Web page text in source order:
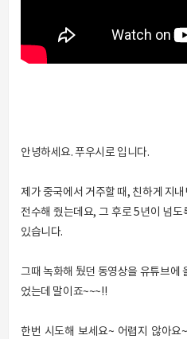
안녕하세요. 푸우시로 입니다.
제가 중국에서 거주할 때, 친하게 지
전수해 줬는데요, 그 후로 5년이 넘
있습니다.
그때 녹화해 뒀던 동영상을 유튜브에
었는데 말이죠~~~!!
한번 시도해 보세요~ 어렵지 않아요